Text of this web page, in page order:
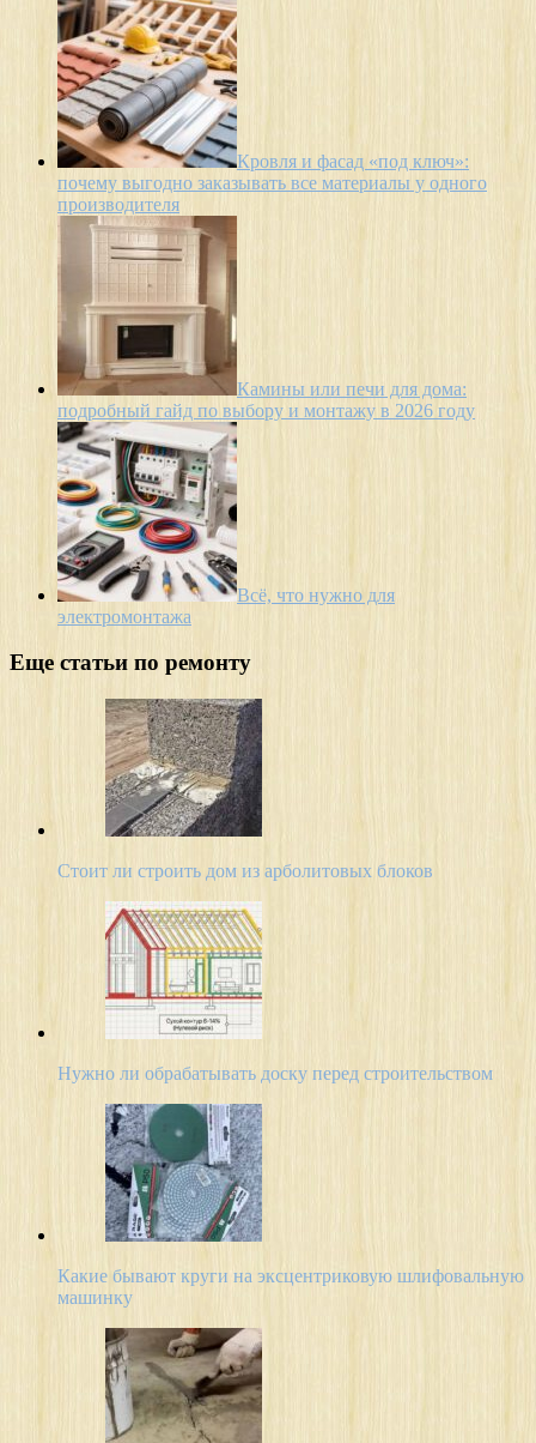
Кровля и фасад «под ключ»:
почему выгодно заказывать все материалы у одного
производителя
Камины или печи для дома:
подробный гайд по выбору и монтажу в 2026 году
Всё, что нужно для
электромонтажа
Еще статьи по ремонту
Стоит ли строить дом из арболитовых блоков
Нужно ли обрабатывать доску перед строительством
Какие бывают круги на эксцентриковую шлифовальную
машинку